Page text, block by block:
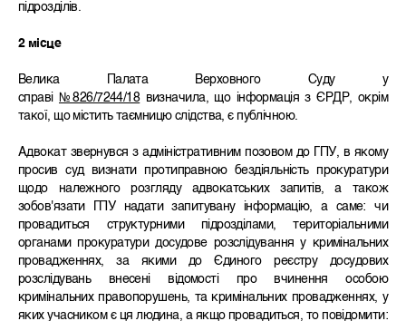
підрозділів.
2 місце
Велика Палата Верховного Суду у
справі №826/7244/18визначила, що інформація з ЄРДР, окрім
такої, що містить таємницю слідства, є публічною.
Адвокат звернувся з адміністративним позовом до ГПУ, в якому
просив суд визнати протиправною бездіяльність прокуратури
щодо належного розгляду адвокатських запитів, а також
зобов'язати ГПУ надати запитувану інформацію, а саме: чи
провадиться структурними підрозділами, територіальними
органами прокуратури досудове розслідування у кримінальних
провадженнях, за якими до Єдиного реєстру досудових
розслідувань внесені відомості про вчинення особою
кримінальних правопорушень, та кримінальних провадженнях, у
яких учасником є ця людина, а якщо провадиться, то повідомити: